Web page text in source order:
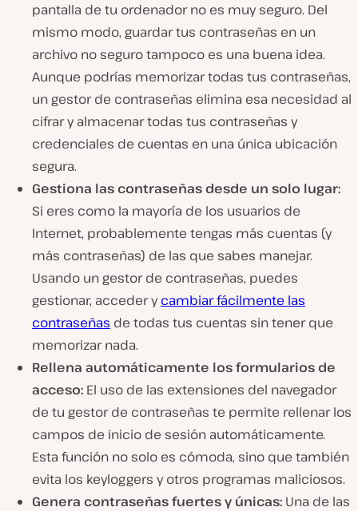
pantalla de tu ordenador no es muy seguro. Del
mismo modo, guardar tus contraseñas en un
archivo no seguro tampoco es una buena idea.
Aunque podrías memorizar todas tus contraseñas,
un gestor de contraseñas elimina esa necesidad al
cifrar y almacenar todas tus contraseñas y
credenciales de cuentas en una única ubicación
segura.
Gestiona las contraseñas desde un solo lugar:
Si eres como la mayoría de los usuarios de
Internet, probablemente tengas más cuentas (y
más contraseñas) de las que sabes manejar.
Usando un gestor de contraseñas, puedes
gestionar, acceder ycambiar fácilmente las
contraseñas de todas tus cuentas sin tener que
memorizar nada.
Rellena automáticamente los formularios de
acceso: El uso de las extensiones del navegador
de tu gestor de contraseñas te permite rellenar los
campos de inicio de sesión automáticamente.
Esta función no solo es cómoda, sino que también
evita los keyloggers y otros programas maliciosos.
Genera contraseñas fuertes y únicas: Una de las